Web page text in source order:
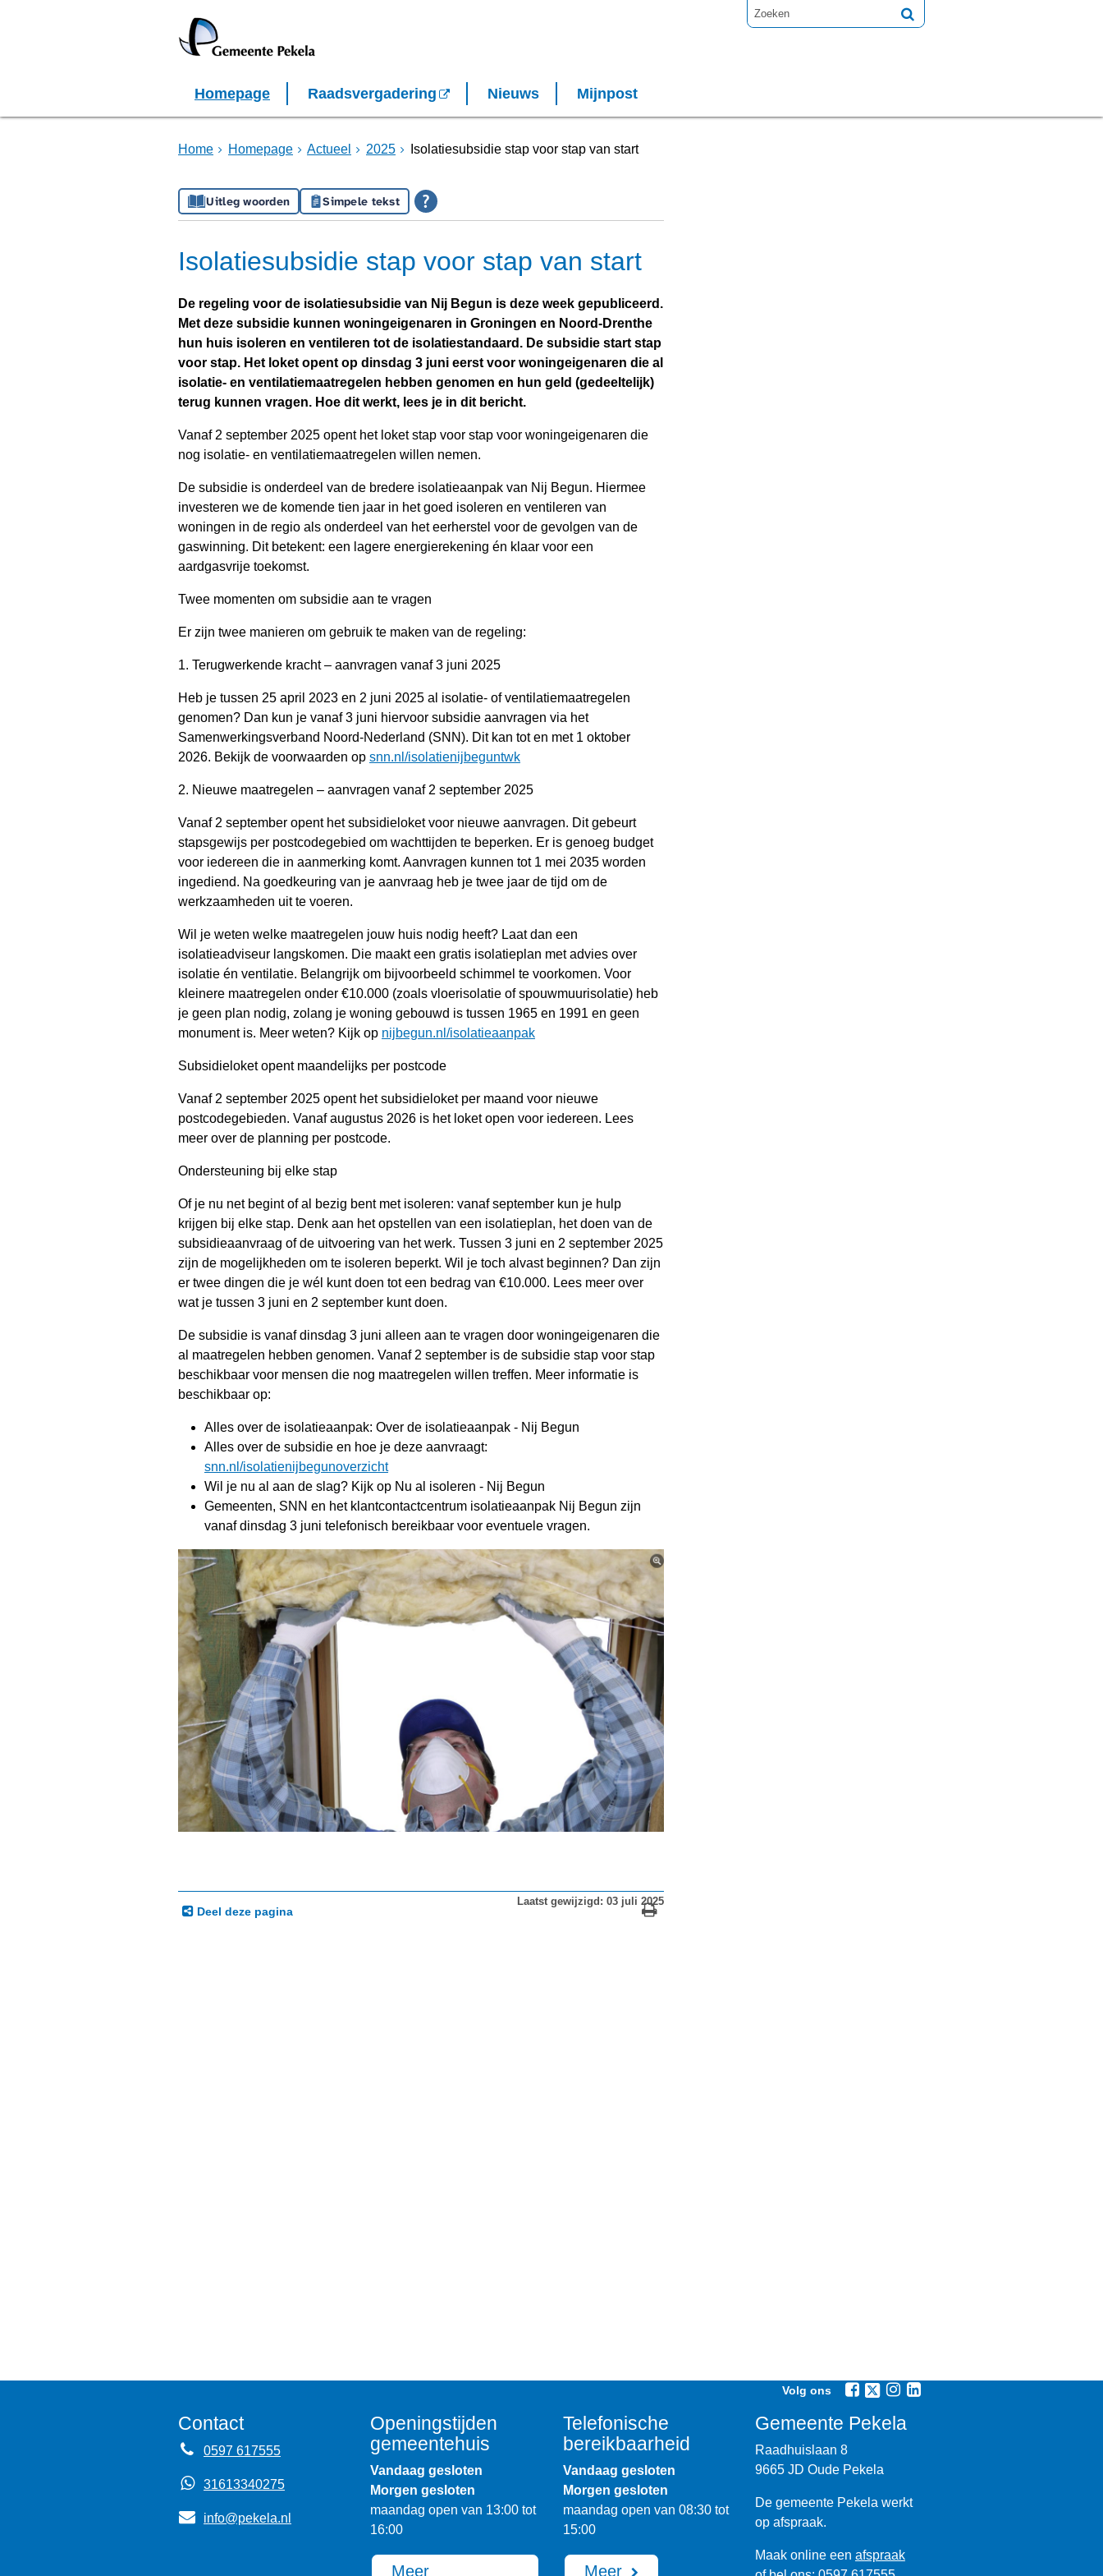
Homepage Raadsvergadering Nieuws Mijnpost
Home Homepage Actueel 2025 Isolatiesubsidie stap voor stap van start
Uitleg woorden Simpele tekst
Isolatiesubsidie stap voor stap van start
De regeling voor de isolatiesubsidie van Nij Begun is deze week gepubliceerd.
Met deze subsidie kunnen woningeigenaren in Groningen en Noord-Drenthe
hun huis isoleren en ventileren tot de isolatiestandaard. De subsidie start stap
voor stap. Het loket opent op dinsdag 3 juni eerst voor woningeigenaren die al
isolatie- en ventilatiemaatregelen hebben genomen en hun geld (gedeeltelijk)
terug kunnen vragen. Hoe dit werkt, lees je in dit bericht.
Vanaf 2 september 2025 opent het loket stap voor stap voor woningeigenaren die
nog isolatie- en ventilatiemaatregelen willen nemen.
De subsidie is onderdeel van de bredere isolatieaanpak van Nij Begun. Hiermee
investeren we de komende tien jaar in het goed isoleren en ventileren van
woningen in de regio als onderdeel van het eerherstel voor de gevolgen van de
gaswinning. Dit betekent: een lagere energierekening én klaar voor een
aardgasvrije toekomst.
Twee momenten om subsidie aan te vragen
Er zijn twee manieren om gebruik te maken van de regeling:
1. Terugwerkende kracht – aanvragen vanaf 3 juni 2025
Heb je tussen 25 april 2023 en 2 juni 2025 al isolatie- of ventilatiemaatregelen
genomen? Dan kun je vanaf 3 juni hiervoor subsidie aanvragen via het
Samenwerkingsverband Noord-Nederland (SNN). Dit kan tot en met 1 oktober
2026. Bekijk de voorwaarden op snn.nl/isolatienijbeguntwk
2. Nieuwe maatregelen – aanvragen vanaf 2 september 2025
Vanaf 2 september opent het subsidieloket voor nieuwe aanvragen. Dit gebeurt
stapsgewijs per postcodegebied om wachttijden te beperken. Er is genoeg budget
voor iedereen die in aanmerking komt. Aanvragen kunnen tot 1 mei 2035 worden
ingediend. Na goedkeuring van je aanvraag heb je twee jaar de tijd om de
werkzaamheden uit te voeren.
Wil je weten welke maatregelen jouw huis nodig heeft? Laat dan een
isolatieadviseur langskomen. Die maakt een gratis isolatieplan met advies over
isolatie én ventilatie. Belangrijk om bijvoorbeeld schimmel te voorkomen. Voor
kleinere maatregelen onder €10.000 (zoals vloerisolatie of spouwmuurisolatie) heb
je geen plan nodig, zolang je woning gebouwd is tussen 1965 en 1991 en geen
monument is. Meer weten? Kijk op nijbegun.nl/isolatieaanpak
Subsidieloket opent maandelijks per postcode
Vanaf 2 september 2025 opent het subsidieloket per maand voor nieuwe
postcodegebieden. Vanaf augustus 2026 is het loket open voor iedereen. Lees
meer over de planning per postcode.
Ondersteuning bij elke stap
Of je nu net begint of al bezig bent met isoleren: vanaf september kun je hulp
krijgen bij elke stap. Denk aan het opstellen van een isolatieplan, het doen van de
subsidieaanvraag of de uitvoering van het werk. Tussen 3 juni en 2 september 2025
zijn de mogelijkheden om te isoleren beperkt. Wil je toch alvast beginnen? Dan zijn
er twee dingen die je wél kunt doen tot een bedrag van €10.000. Lees meer over
wat je tussen 3 juni en 2 september kunt doen.
De subsidie is vanaf dinsdag 3 juni alleen aan te vragen door woningeigenaren die
al maatregelen hebben genomen. Vanaf 2 september is de subsidie stap voor stap
beschikbaar voor mensen die nog maatregelen willen treffen. Meer informatie is
beschikbaar op:
Alles over de isolatieaanpak: Over de isolatieaanpak - Nij Begun
Alles over de subsidie en hoe je deze aanvraagt:
snn.nl/isolatienijbegunoverzicht
Wil je nu al aan de slag? Kijk op Nu al isoleren - Nij Begun
Gemeenten, SNN en het klantcontactcentrum isolatieaanpak Nij Begun zijn
vanaf dinsdag 3 juni telefonisch bereikbaar voor eventuele vragen.
Deel deze pagina
Laatst gewijzigd: 03 juli 2025
Volg ons
Contact
0597 617555
31613340275
info@pekela.nl
Openingstijden
gemeentehuis
Vandaag gesloten
Morgen gesloten
maandag open van 13:00 tot
16:00
Meer
Telefonische
bereikbaarheid
Vandaag gesloten
Morgen gesloten
maandag open van 08:30 tot
15:00
Meer
Gemeente Pekela
Raadhuislaan 8
9665 JD Oude Pekela
De gemeente Pekela werkt
op afspraak.
Maak online een afspraak